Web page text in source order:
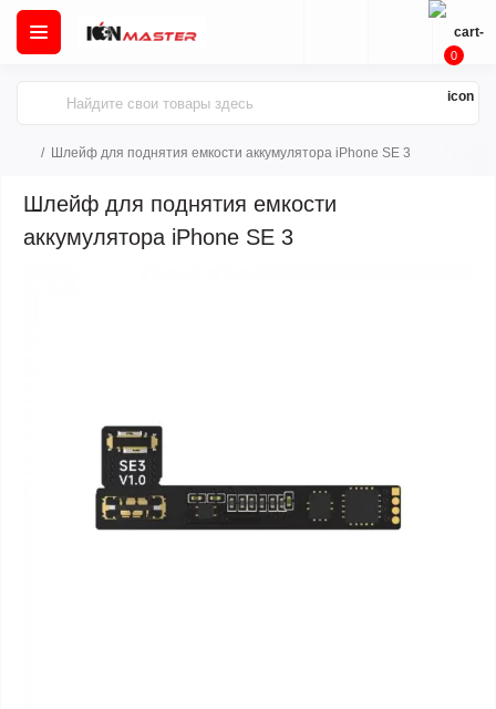
0
Шлейф для поднятия емкости аккумулятора iPhone SE 3
Шлейф для поднятия емкости
аккумулятора iPhone SE 3